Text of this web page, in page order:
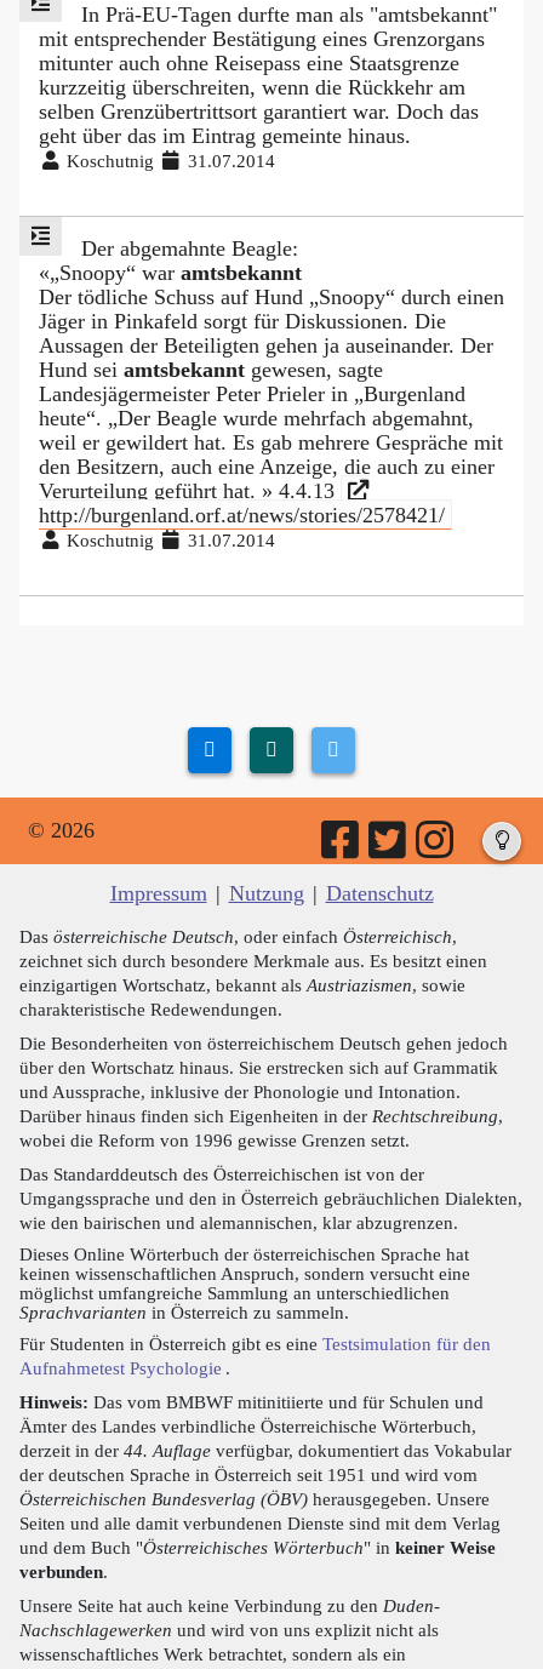
In Prä-EU-Tagen durfte man als "amtsbekannt"
mit entsprechender Bestätigung eines Grenzorgans
mitunter auch ohne Reisepass eine Staatsgrenze
kurzzeitig überschreiten, wenn die Rückkehr am
selben Grenzübertrittsort garantiert war. Doch das
geht über das im Eintrag gemeinte hinaus.
Koschutnig 31.07.2014
Der abgemahnte Beagle:
«„Snoopy“ war amtsbekannt
Der tödliche Schuss auf Hund „Snoopy“ durch einen
Jäger in Pinkafeld sorgt für Diskussionen. Die
Aussagen der Beteiligten gehen ja auseinander. Der
Hund sei amtsbekannt gewesen, sagte
Landesjägermeister Peter Prieler in „Burgenland
heute“. „Der Beagle wurde mehrfach abgemahnt,
weil er gewildert hat. Es gab mehrere Gespräche mit
den Besitzern, auch eine Anzeige, die auch zu einer
Verurteilung geführt hat. » 4.4.13
http://burgenland.orf.at/news/stories/2578421/
Koschutnig 31.07.2014
© 2026
Impressum | Nutzung | Datenschutz
Das österreichische Deutsch, oder einfach Österreichisch,
zeichnet sich durch besondere Merkmale aus. Es besitzt einen
einzigartigen Wortschatz, bekannt als Austriazismen, sowie
charakteristische Redewendungen.
Die Besonderheiten von österreichischem Deutsch gehen jedoch
über den Wortschatz hinaus. Sie erstrecken sich auf Grammatik
und Aussprache, inklusive der Phonologie und Intonation.
Darüber hinaus finden sich Eigenheiten in der Rechtschreibung,
wobei die Reform von 1996 gewisse Grenzen setzt.
Das Standarddeutsch des Österreichischen ist von der
Umgangssprache und den in Österreich gebräuchlichen Dialekten,
wie den bairischen und alemannischen, klar abzugrenzen.
Dieses Online Wörterbuch der österreichischen Sprache hat
keinen wissenschaftlichen Anspruch, sondern versucht eine
möglichst umfangreiche Sammlung an unterschiedlichen
Sprachvarianten in Österreich zu sammeln.
Für Studenten in Österreich gibt es eine Testsimulation für den
Aufnahmetest Psychologie .
Hinweis: Das vom BMBWF mitinitiierte und für Schulen und
Ämter des Landes verbindliche Österreichische Wörterbuch,
derzeit in der 44. Auflage verfügbar, dokumentiert das Vokabular
der deutschen Sprache in Österreich seit 1951 und wird vom
Österreichischen Bundesverlag (ÖBV) herausgegeben. Unsere
Seiten und alle damit verbundenen Dienste sind mit dem Verlag
und dem Buch "Österreichisches Wörterbuch" in keiner Weise
verbunden.
Unsere Seite hat auch keine Verbindung zu den Duden-
Nachschlagewerken und wird von uns explizit nicht als
wissenschaftliches Werk betrachtet, sondern als ein